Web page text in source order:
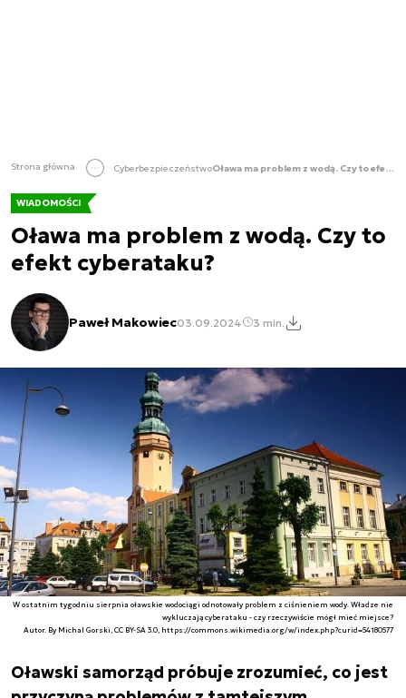
Strona główna Cyberbezpieczeństwo Oława ma problem z wodą. Czy to efekt cyberataku?
WIADOMOŚCI
Oława ma problem z wodą. Czy to
efekt cyberataku?
Paweł Makowiec03.09.2024 3 min.
W ostatnim tygodniu sierpnia oławskie wodociągi odnotowały problem z ciśnieniem wody. Władze nie
wykluczają cyberataku - czy rzeczywiście mógł mieć miejsce?
Autor. By Michal Gorski, CC BY-SA 3.0, https://commons.wikimedia.org/w/index.php?curid=54180577
Oławski samorząd próbuje zrozumieć, co jest